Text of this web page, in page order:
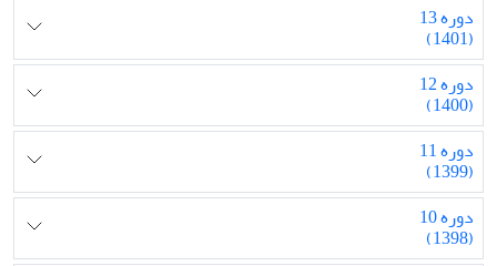
دوره 13
(1401)
دوره 12
(1400)
دوره 11
(1399)
دوره 10
(1398)